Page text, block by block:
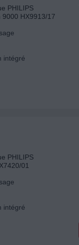
PHILIPS
9000 HX9913/17
intégré
PHILIPS
01
intégré